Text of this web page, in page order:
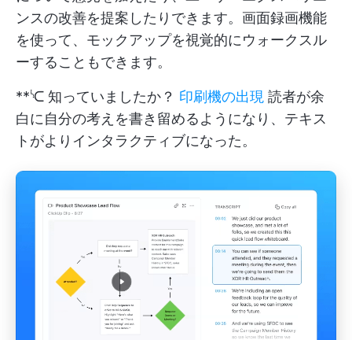
ンスの改善を提案したりできます。画面録画機能
を使って、モックアップを視覚的にウォークスル
ーすることもできます。
**ᔍ 知っていましたか？ 印刷機の出現 読者が余
白に自分の考えを書き留めるようになり、テキス
トがよりインタラクティブになった。